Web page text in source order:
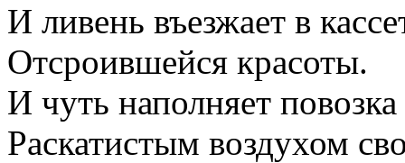
И ливень въезжает в
Отсроившейся красоты.
И чуть наполняет повозка
Раскатистым воздухом